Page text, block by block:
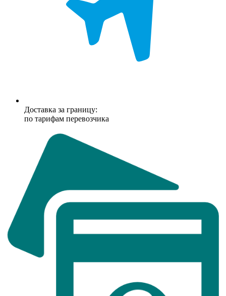
Доставка за границу:
по тарифам перевозчика